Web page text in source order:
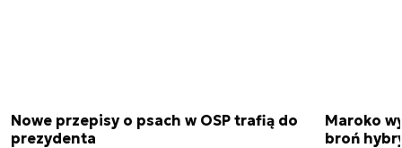
Nowe przepisy o psach w OSP trafią do
prezydenta
Maroko
broń